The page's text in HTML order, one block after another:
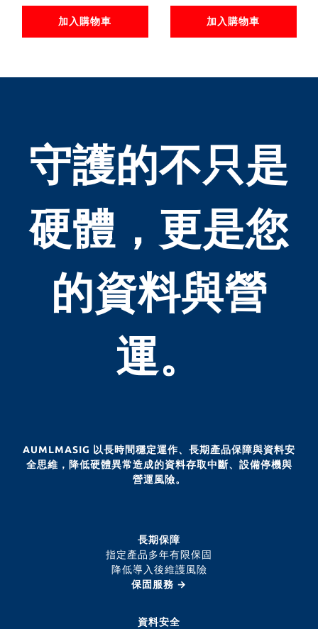
加入購物車 加入購物車
守護的不只是
硬體，更是您
的資料與營
運。
AUMLMASIG 以長時間穩定運作、長期產品保障與資料安
全思維，降低硬體異常造成的資料存取中斷、設備停機與
營運風險。
長期保障
指定產品多年有限保固
降低導入後維護風險
保固服務 →
資料安全